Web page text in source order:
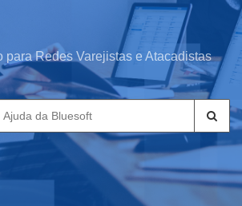
para Redes Varejistas e Atacadistas